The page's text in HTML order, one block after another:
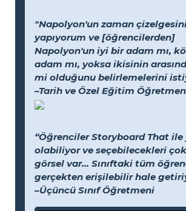
"Napolyon'un zaman
yapıyorum ve [öğrencilerden]
Napolyon'un iyi bir adam mı,
adam mı, yoksa ikisinin
mi olduğunu belirlemelerini
–Tarih ve Özel Eğitim
“Öğrenciler Storyboard That ile
olabiliyor ve seçebilecekleri çok
görsel var... Sınıftaki tüm
gerçekten erişilebilir hale
–Üçüncü Sınıf Öğretmeni